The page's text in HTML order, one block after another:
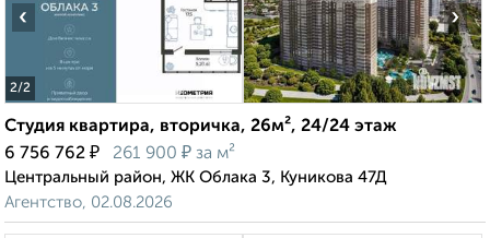
2/2
‹ ›
Студия квартира, вторичка, 26м², 24/24 этаж
6 756 762 ₽ 261 900 ₽ за м²
Центральный район, ЖК Облака 3, Куникова 47Д
Агентство, 02.08.2026